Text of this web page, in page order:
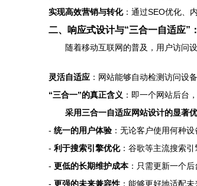
实现高效营销与转化：通过SEO优化、
二、响应式设计与“三合一自适应”
随着移动互联网的普及，用户访问
灵活自适应 ：网站能够自动检测访问设
“三合一”的真正含义 ：即一个网站后台
采用三合一自适应网站设计的显著
- 统一的用户体验 ：无论客户使用何种
- 利于搜索引擎优化：谷歌等主流搜索
- 更低的长期维护成本：只需更新一个后
- 更强的未来兼容性 ：能够更好地适配